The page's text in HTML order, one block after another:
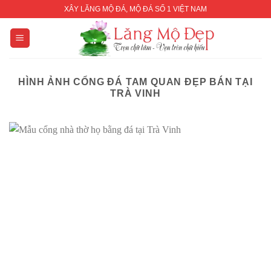
content
XÂY LĂNG MỘ ĐÁ, MỘ ĐÁ SỐ 1 VIỆT NAM
HÌNH ẢNH CỔNG ĐÁ TAM QUAN ĐẸP BÁN TẠI
TRÀ VINH